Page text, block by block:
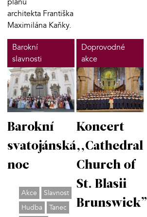
architekta Františka
Maximilána Kaňky.
Barokní
slavnosti
Barokní
svatojánská
noc
Akce
Slavnost
Hudba
Tanec
Doprovodné
akce
Koncert
,,Cathedral
Church of
St. Blasii
Brunswick”